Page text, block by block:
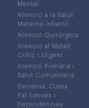
Mental
Atenció a la Salut
Materno-Infantil
Atenció Quirúrgica
Atenció al Malalt
Crític i Urgent
Atenció Primària i
Salut Comunitària
Geriatria, Cures
Pal·liatives i
Dependències